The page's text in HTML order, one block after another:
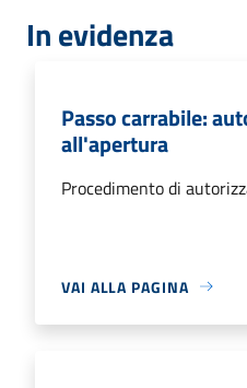
In evidenza
Passo carrabile:
all'apertura
Procedimento di
VAI ALLA PAGINA